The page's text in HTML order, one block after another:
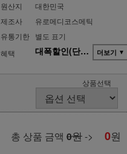
원산지
대한민국
제조사
유로메디코스메틱
유통기한 별도 표기
혜택
대폭할인(단품)-For판매자 더보기 ▼
상품선택
총 상품 금액 0원-> 0원